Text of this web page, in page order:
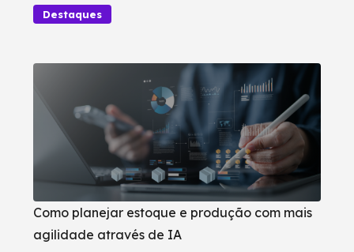
Destaques
Como planejar estoque e produção com mais
agilidade através de IA